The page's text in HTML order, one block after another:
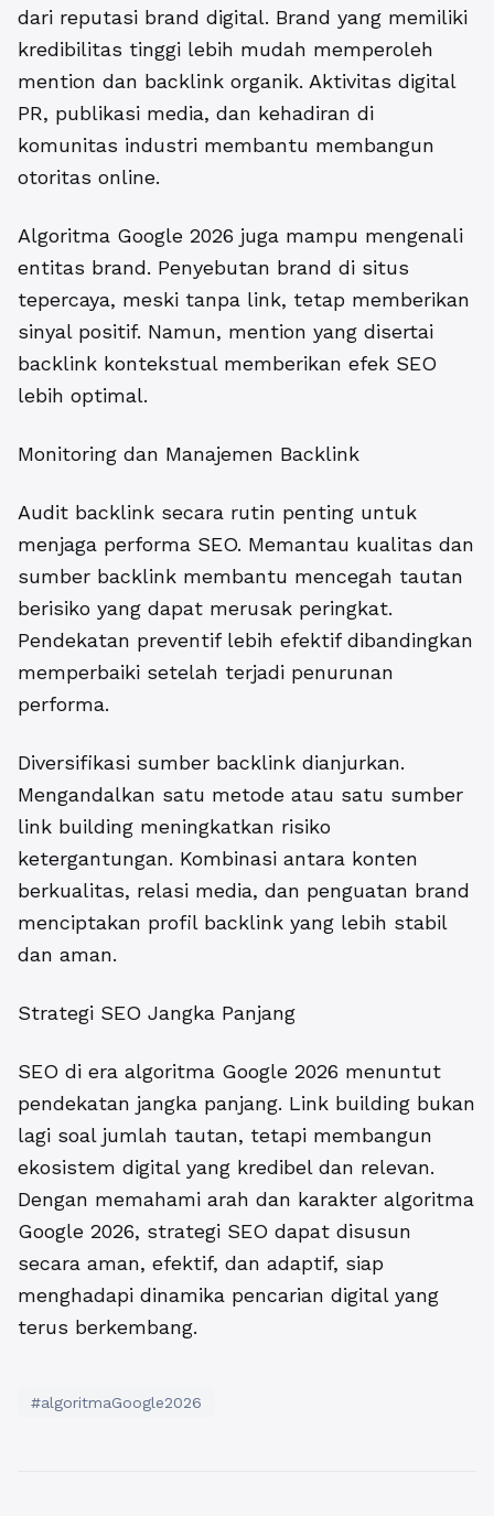
dari reputasi brand digital. Brand yang memiliki
kredibilitas tinggi lebih mudah memperoleh
mention dan backlink organik. Aktivitas digital
PR, publikasi media, dan kehadiran di
komunitas industri membantu membangun
otoritas online.
Algoritma Google 2026 juga mampu mengenali
entitas brand. Penyebutan brand di situs
tepercaya, meski tanpa link, tetap memberikan
sinyal positif. Namun, mention yang disertai
backlink kontekstual memberikan efek SEO
lebih optimal.
Monitoring dan Manajemen Backlink
Audit backlink secara rutin penting untuk
menjaga performa SEO. Memantau kualitas dan
sumber backlink membantu mencegah tautan
berisiko yang dapat merusak peringkat.
Pendekatan preventif lebih efektif dibandingkan
memperbaiki setelah terjadi penurunan
performa.
Diversifikasi sumber backlink dianjurkan.
Mengandalkan satu metode atau satu sumber
link building meningkatkan risiko
ketergantungan. Kombinasi antara konten
berkualitas, relasi media, dan penguatan brand
menciptakan profil backlink yang lebih stabil
dan aman.
Strategi SEO Jangka Panjang
SEO di era algoritma Google 2026 menuntut
pendekatan jangka panjang. Link building bukan
lagi soal jumlah tautan, tetapi membangun
ekosistem digital yang kredibel dan relevan.
Dengan memahami arah dan karakter algoritma
Google 2026, strategi SEO dapat disusun
secara aman, efektif, dan adaptif, siap
menghadapi dinamika pencarian digital yang
terus berkembang.
#algoritmaGoogle2026